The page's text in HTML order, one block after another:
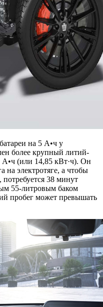
на 5 А•ч у
более крупный литий-
(или 14,85 кВт·ч). Он
на электротяге, а чтобы
потребуется 38 минут
55-литровым баком
пробег может превышать